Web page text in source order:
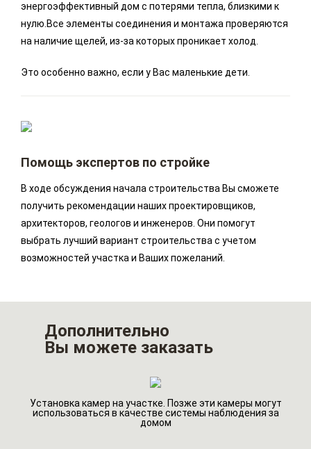
энергоэффективный дом с потерями тепла, близкими к
нулю.Все элементы соединения и монтажа проверяются
на наличие щелей, из-за которых проникает холод.
Это особенно важно, если у Вас маленькие дети.
Помощь экспертов по стройке
В ходе обсуждения начала строительства Вы сможете
получить рекомендации наших проектировщиков,
архитекторов, геологов и инженеров. Они помогут
выбрать лучший вариант строительства с учетом
возможностей участка и Ваших пожеланий.
Дополнительно
Вы можете заказать
Установка камер на участке. Позже эти камеры могут
использоваться в качестве системы наблюдения за
домом